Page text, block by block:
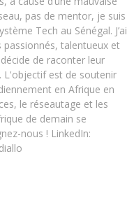
pas de mentor, je suis
Tech au Sénégal. J’ai
talentueux et
de raconter leur
L'objectif est de soutenir
en Afrique en
le réseautage et les
de demain se
nous ! LinkedIn: